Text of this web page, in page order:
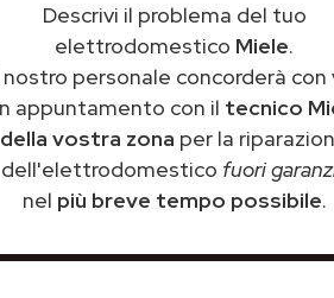
Descrivi il problema del tuo
elettrodomestico Miele.
nostro personale concorderà con
appuntamento con il tecnico
della vostra zona per la
dell'elettrodomestico fuori
nel più breve tempo possibile.